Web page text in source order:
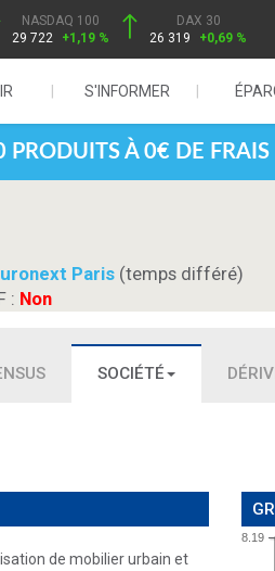
NASDAQ 100
29 722
+1,19 %
DAX 30
26 319
+0,69 %
S'INFORMER
PRODUITS À 0€ DE
Paris (temps différé)
: Non
SOCIÉTÉ
de mobilier urbain et
8.19